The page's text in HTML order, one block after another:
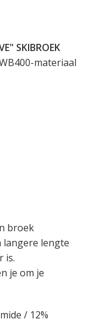
SKIBROEK
materiaal
broek
langere lengte
is.
je om je
/ 12%